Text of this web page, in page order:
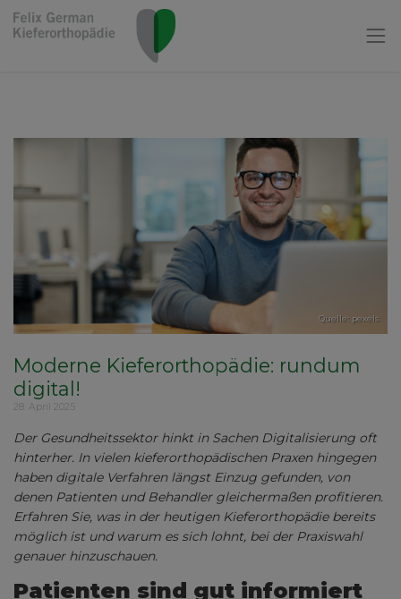
Quelle: pexels
Moderne Kieferorthopädie: rundum
digital!
28. April 2025
Der Gesundheitssektor hinkt in Sachen Digitalisierung oft
hinterher. In vielen kieferorthopädischen Praxen hingegen
haben digitale Verfahren längst Einzug gefunden, von
denen Patienten und Behandler gleichermaßen profitieren.
Erfahren Sie, was in der heutigen Kieferorthopädie bereits
möglich ist und warum es sich lohnt, bei der Praxiswahl
genauer hinzuschauen.
Patienten sind gut informiert